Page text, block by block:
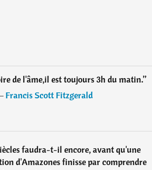
de l'âme,il est toujours 3h du matin.”
Francis Scott Fitzgerald
faudra-t-il encore, avant qu'une
d'Amazones finisse par comprendre